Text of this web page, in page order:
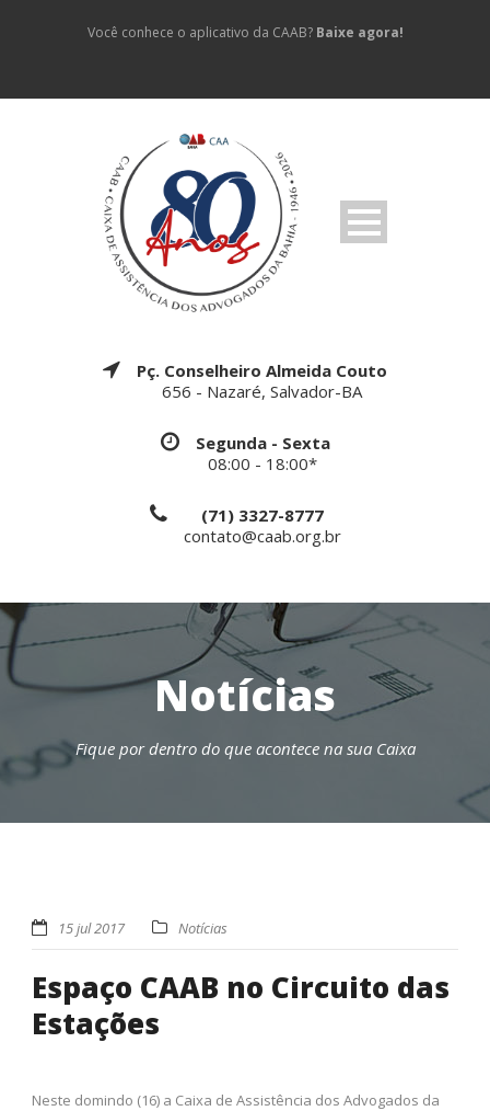
Você conhece o aplicativo da CAAB? Baixe agora!
Pç. Conselheiro Almeida Couto
656 - Nazaré, Salvador-BA
Segunda - Sexta
08:00 - 18:00*
(71) 3327-8777
contato@caab.org.br
Notícias
Fique por dentro do que acontece na sua Caixa
15 jul 2017 Notícias
Espaço CAAB no Circuito das
Estações
Neste domindo (16) a Caixa de Assistência dos Advogados da